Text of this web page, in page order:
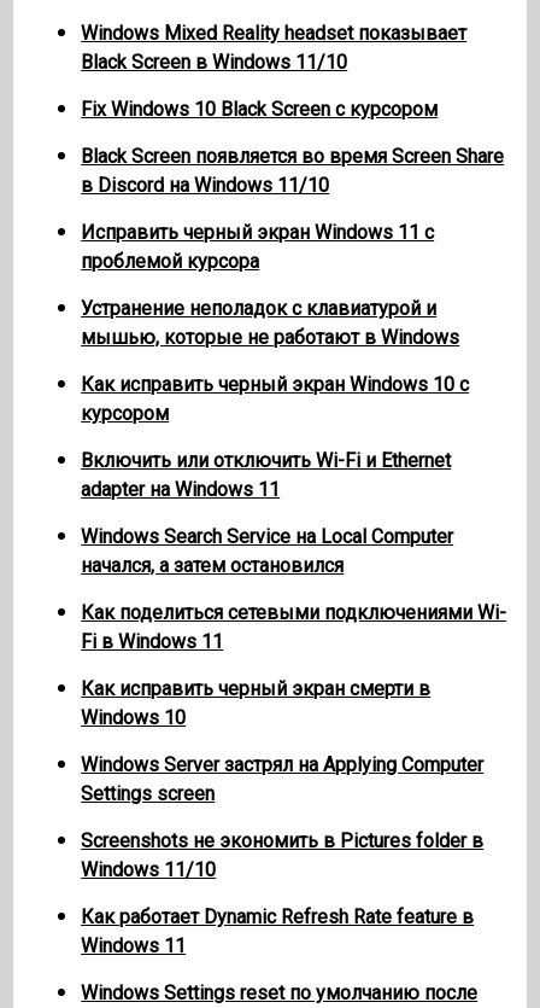
Windows Mixed Reality headset показывает
Black Screen в Windows 11/10
Fix Windows 10 Black Screen с курсором
Black Screen появляется во время Screen Share
в Discord на Windows 11/10
Исправить черный экран Windows 11 с
проблемой курсора
Устранение неполадок с клавиатурой и
мышью, которые не работают в Windows
Как исправить черный экран Windows 10 с
курсором
Включить или отключить Wi-Fi и Ethernet
adapter на Windows 11
Windows Search Service на Local Computer
начался, а затем остановился
Как поделиться сетевыми подключениями Wi-
Fi в Windows 11
Как исправить черный экран смерти в
Windows 10
Windows Server застрял на Applying Computer
Settings screen
Screenshots не экономить в Pictures folder в
Windows 11/10
Как работает Dynamic Refresh Rate feature в
Windows 11
Windows Settings reset по умолчанию после